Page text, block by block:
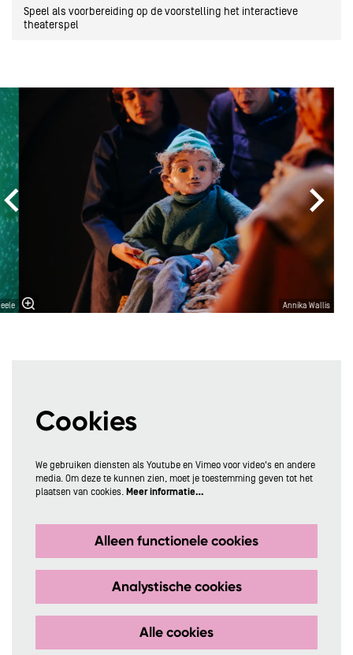
Speel als voorbereiding op de voorstelling het interactieve
theaterspel
Overslaan
Annika Wallis
Cookies
We gebruiken diensten als Youtube en Vimeo voor video's en andere
media. Om deze te kunnen zien, moet je toestemming geven tot het
plaatsen van cookies. Meer informatie…
Alleen functionele cookies
Analystische cookies
Alle cookies